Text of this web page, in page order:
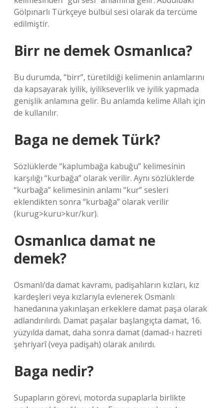
Gölpınarlı Türkçeye bülbül sesi olarak da tercüme
edilmiştir.
Birr ne demek Osmanlıca?
Bu durumda, “birr”, türetildiği kelimenin anlamlarını
da kapsayarak iyilik, iyilikseverlik ve iyilik yapmada
genişlik anlamına gelir. Bu anlamda kelime Allah için
de kullanılır.
Baga ne demek Türk?
Sözlüklerde “kaplumbağa kabuğu” kelimesinin
karşılığı “kurbağa” olarak verilir. Aynı sözlüklerde
“kurbağa” kelimesinin anlamı “kur” sesleri
eklendikten sonra “kurbağa” olarak verilir
(kurug>kuru>kur/kur).
Osmanlıca damat ne
demek?
Osmanlı’da damat kavramı, padişahların kızları, kız
kardeşleri veya kızlarıyla evlenerek Osmanlı
hanedanına yakınlaşan erkeklere damat paşa olarak
adlandırılırdı. Damat paşalar başlangıçta damat, 16.
yüzyılda damat, daha sonra damat (damad-ı hazreti
şehriyarî (veya padişah) olarak anılırdı.
Baga nedir?
Supapların görevi, motorda supaplarla birlikte